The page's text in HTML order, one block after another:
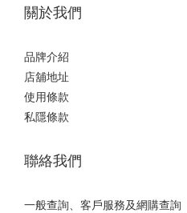
關於我們
品牌介紹
店舖地址
使用條款
私隱條款
聯絡我們
一般查詢、客戶服務及網購查詢